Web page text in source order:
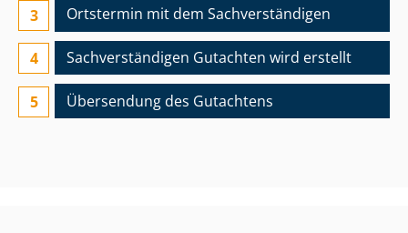
Ortstermin mit dem Sach­ver­stän­di­gen
Sach­ver­stän­di­gen Gutachten wird erstellt
Übersendung des Gutachtens